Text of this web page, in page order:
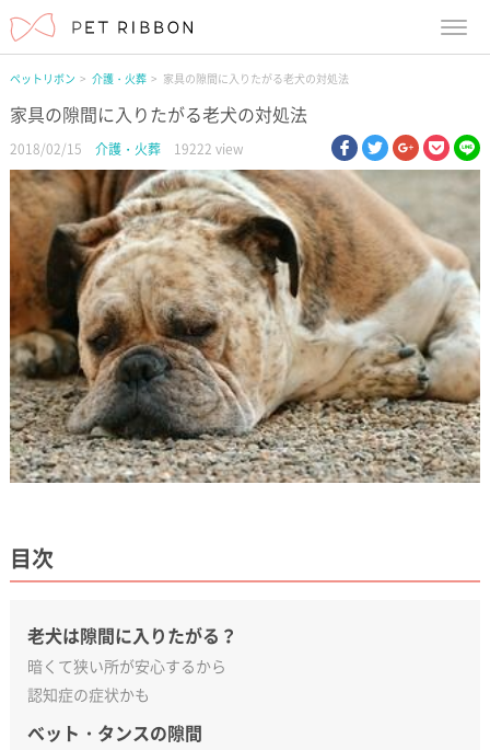
ペットリボン 介護・火葬 家具の隙間に入りたがる老犬の対処法
家具の隙間に入りたがる老犬の対処法
2018/02/15 介護・火葬 19222 view facebook
twittergoogle
目次
老犬は隙間に入りたがる？
暗くて狭い所が安心するから
認知症の症状かも
べット・タンスの隙間